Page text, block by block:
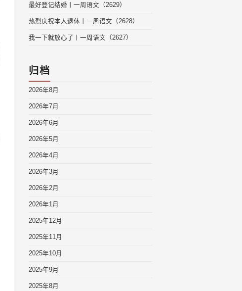
最好登记结婚丨一周语文（2629）
热烈庆祝本人退休丨一周语文（2628）
我一下就放心了丨一周语文（2627）
归档
2026年8月
2026年7月
2026年6月
2026年5月
2026年4月
2026年3月
2026年2月
2026年1月
2025年12月
2025年11月
2025年10月
2025年9月
2025年8月